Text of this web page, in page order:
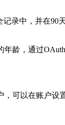
录中，并在
龄，通过
可以在账户设